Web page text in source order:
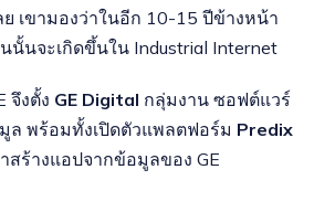
เขามองว่าในอีก 10-15 ปีข้างหน้า
นั้นจะเกิดขึ้นใน Industrial Internet
จึงตั้ง GE Digital กลุ่มงาน ซอฟต์แวร์
ล พร้อมทั้งเปิดตัวแพลตฟอร์ม Predix
ร้างแอปจากข้อมูลของ GE